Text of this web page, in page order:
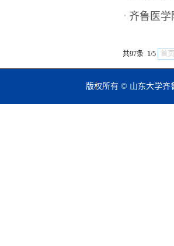
· 齐鲁医
共97条 1/5 首页
版权所有 © 山东大学